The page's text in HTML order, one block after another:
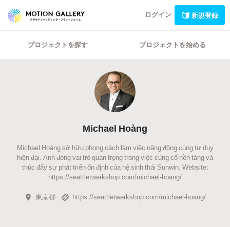
ログイン 新規登録
プロジェクトを探す プロジェクトを始める
Michael Hoàng
Michael Hoàng sở hữu phong cách làm việc năng động cùng tư duy
hiện đại. Anh đóng vai trò quan trọng trong việc củng cố nền tảng và
thúc đẩy sự phát triển ổn định của hệ sinh thái Sunwin. Website:
https://seattletwerkshop.com/michael-hoang/
東京都 https://seattletwerkshop.com/michael-hoang/